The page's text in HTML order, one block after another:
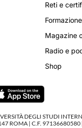
Reti e
Magazine
Radio e
Shop
DEGLI STUDI
ROMA | C.F.